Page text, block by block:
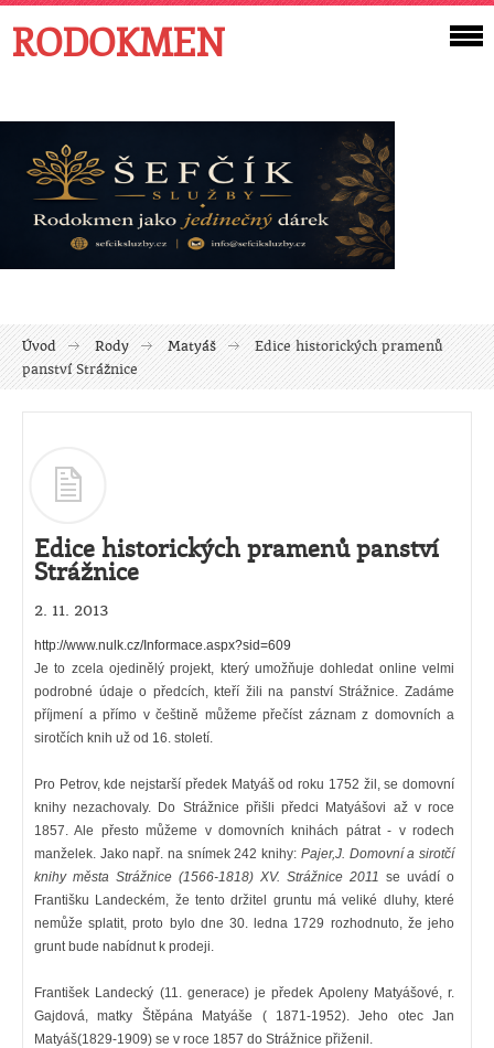
RODOKMEN
Úvod Rody Matyáš
Edice historických pramenů
panství Strážnice
Edice historických pramenů panství
Strážnice
2. 11. 2013
http://www.nulk.cz/Informace.aspx?sid=609
Je to zcela ojedinělý projekt, který umožňuje dohledat online velmi
podrobné údaje o předcích, kteří žili na panství Strážnice. Zadáme
příjmení a přímo v češtině můžeme přečíst záznam z domovních a
sirotčích knih už od 16. století.
Pro Petrov, kde nejstarší předek Matyáš od roku 1752 žil, se domovní
knihy nezachovaly. Do Strážnice přišli předci Matyášovi až v roce
1857. Ale přesto můžeme v domovních knihách pátrat - v rodech
manželek. Jako např. na snímek 242 knihy: Pajer,J. Domovní a sirotčí
knihy města Strážnice (1566-1818) XV. Strážnice 2011 se uvádí o
Františku Landeckém, že tento držitel gruntu má veliké dluhy, které
nemůže splatit, proto bylo dne 30. ledna 1729 rozhodnuto, že jeho
grunt bude nabídnut k prodeji.
František Landecký (11. generace) je předek Apoleny Matyášové, r.
Gajdová, matky Štěpána Matyáše ( 1871-1952). Jeho otec Jan
Matyáš(1829-1909) se v roce 1857 do Strážnice přiženil.